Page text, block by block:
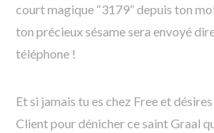
court magique “3179” depuis ton
ton précieux sésame sera envoyé
téléphone !
Et si jamais tu es chez Free et
Client pour dénicher ce saint Graal